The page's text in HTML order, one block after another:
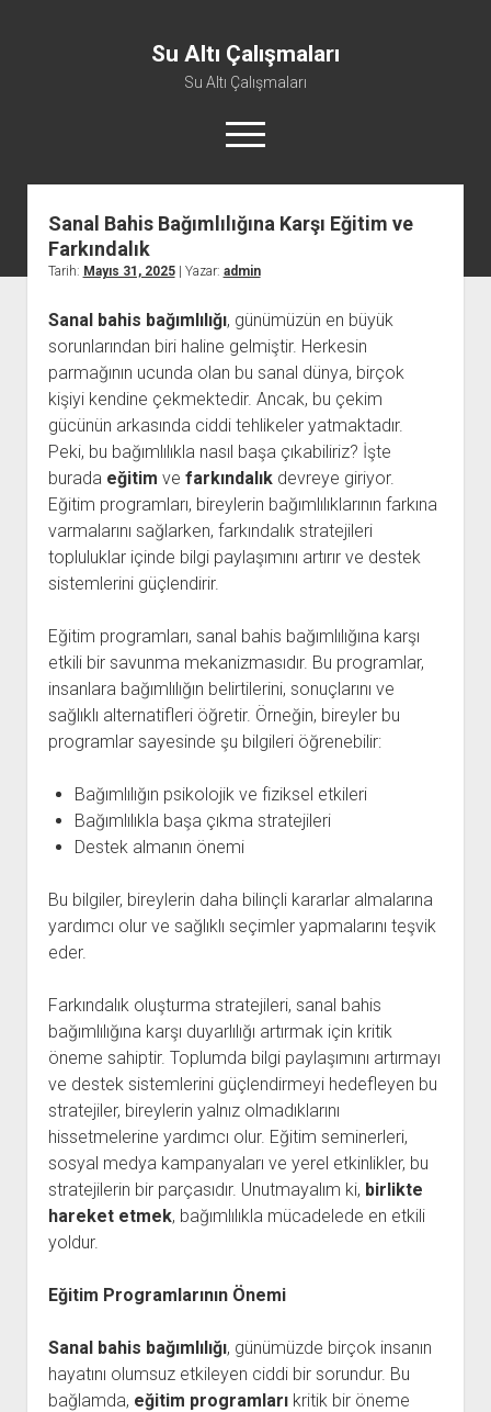
Su Altı Çalışmaları
Su Altı Çalışmaları
menüyü
aç
Sanal Bahis Bağımlılığına Karşı Eğitim ve
Farkındalık
Tarih: Mayıs 31, 2025| Yazar: admin
Sanal bahis bağımlılığı, günümüzün en büyük
sorunlarından biri haline gelmiştir. Herkesin
parmağının ucunda olan bu sanal dünya, birçok
kişiyi kendine çekmektedir. Ancak, bu çekim
gücünün arkasında ciddi tehlikeler yatmaktadır.
Peki, bu bağımlılıkla nasıl başa çıkabiliriz? İşte
burada eğitim ve farkındalıkdevreye giriyor.
Eğitim programları, bireylerin bağımlılıklarının farkına
varmalarını sağlarken, farkındalık stratejileri
topluluklar içinde bilgi paylaşımını artırır ve destek
sistemlerini güçlendirir.
Eğitim programları, sanal bahis bağımlılığına karşı
etkili bir savunma mekanizmasıdır. Bu programlar,
insanlara bağımlılığın belirtilerini, sonuçlarını ve
sağlıklı alternatifleri öğretir. Örneğin, bireyler bu
programlar sayesinde şu bilgileri öğrenebilir:
Bağımlılığın psikolojik ve fiziksel etkileri
Bağımlılıkla başa çıkma stratejileri
Destek almanın önemi
Bu bilgiler, bireylerin daha bilinçli kararlar almalarına
yardımcı olur ve sağlıklı seçimler yapmalarını teşvik
eder.
Farkındalık oluşturma stratejileri, sanal bahis
bağımlılığına karşı duyarlılığı artırmak için kritik
öneme sahiptir. Toplumda bilgi paylaşımını artırmayı
ve destek sistemlerini güçlendirmeyi hedefleyen bu
stratejiler, bireylerin yalnız olmadıklarını
hissetmelerine yardımcı olur. Eğitim seminerleri,
sosyal medya kampanyaları ve yerel etkinlikler, bu
stratejilerin bir parçasıdır. Unutmayalım ki, birlikte
hareket etmek, bağımlılıkla mücadelede en etkili
yoldur.
Eğitim Programlarının Önemi
Sanal bahis bağımlılığı, günümüzde birçok insanın
hayatını olumsuz etkileyen ciddi bir sorundur. Bu
bağlamda, eğitim programlarıkritik bir öneme